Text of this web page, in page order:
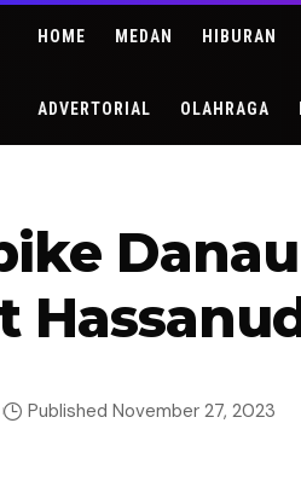
HOME MEDAN HIBURAN
ADVERTORIAL OLAHRAGA
Published November 27, 2023